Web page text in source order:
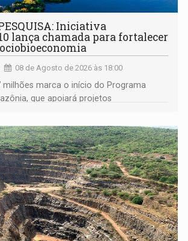
Iniciativa
lança chamada para fortalecer
08 de Agosto de 2026 às 18:00
milhões marca o início do Programa
que apoiará projetos
propostas poderá ser feita até 1º de